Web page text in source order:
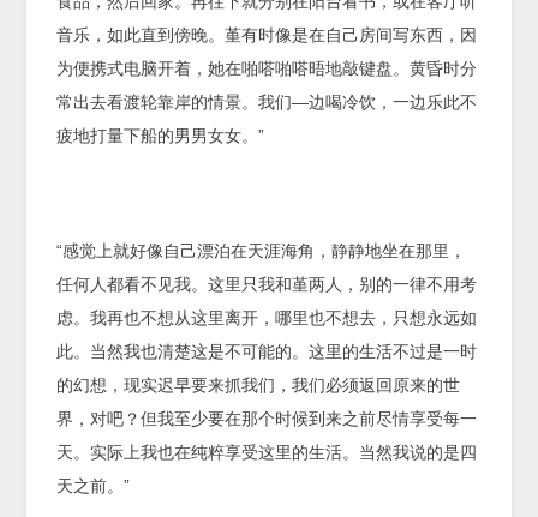
音乐，如此直到傍晚。堇有时像是在自己房间写东西，因
为便携式电脑开着，她在啪嗒啪嗒晤地敲键盘。黄昏时分
常出去看渡轮靠岸的情景。我们—边喝冷饮，一边乐此不
疲地打量下船的男男女女。”
“感觉上就好像自己漂泊在天涯海角，静静地坐在那里，
任何人都看不见我。这里只我和堇两人，别的一律不用考
虑。我再也不想从这里离开，哪里也不想去，只想永远如
此。当然我也清楚这是不可能的。这里的生活不过是一时
的幻想，现实迟早要来抓我们，我们必须返回原来的世
界，对吧？但我至少要在那个时候到来之前尽情享受每一
天。实际上我也在纯粹享受这里的生活。当然我说的是四
天之前。”